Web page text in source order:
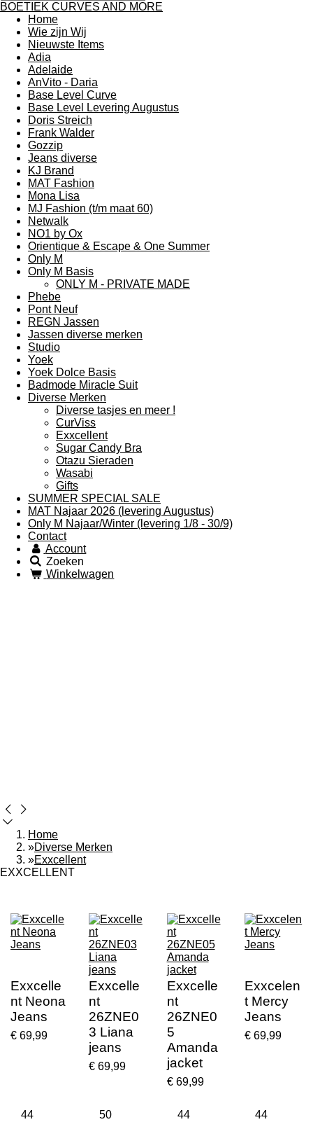
BOETIEK CURVES AND MORE
Home
Wie zijn Wij
Nieuwste Items
Adia
Adelaide
AnVito - Daria
Base Level Curve
Base Level Levering Augustus
Doris Streich
Frank Walder
Gozzip
Jeans diverse
KJ Brand
MAT Fashion
Mona Lisa
MJ Fashion (t/m maat 60)
Netwalk
NO1 by Ox
Orientique & Escape & One Summer
Only M
Only M Basis
ONLY M - PRIVATE MADE
Phebe
Pont Neuf
REGN Jassen
Jassen diverse merken
Studio
Yoek
Yoek Dolce Basis
Badmode Miracle Suit
Diverse Merken
Diverse tasjes en meer !
CurViss
Exxcellent
Sugar Candy Bra
Otazu Sieraden
Wasabi
Gifts
SUMMER SPECIAL SALE
MAT Najaar 2026 (levering Augustus)
Only M Najaar/Winter (levering 1/8 - 30/9)
Contact
Account
Zoeken
Winkelwagen
Home
»Diverse Merken
»Exxcellent
EXXCELLENT
Exxcelle
nt Neona
Jeans
€ 69,99
Exxcelle
nt
26ZNE0
3 Liana
jeans
€ 69,99
Exxcelle
nt
26ZNE0
5
Amanda
jacket
€ 69,99
Exxcelen
t Mercy
Jeans
€ 69,99